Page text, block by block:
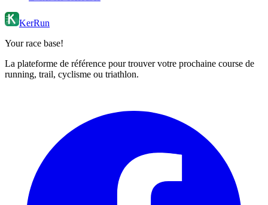
KerRun
Your race base!
La plateforme de référence pour trouver votre prochaine course de
running, trail, cyclisme ou triathlon.